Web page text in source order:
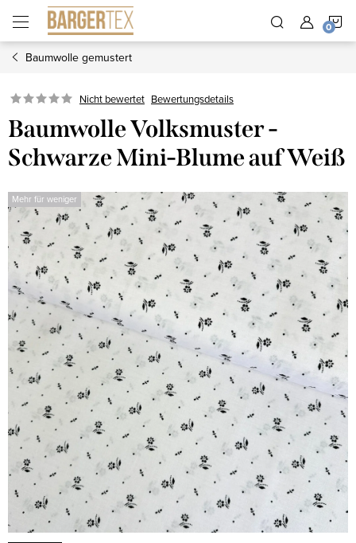
Inhalt
springen
Baumwolle gemustert
Nicht bewertet Bewertungsdetails
Baumwolle Volksmuster -
Schwarze Mini-Blume auf Weiß
Mehr für weniger